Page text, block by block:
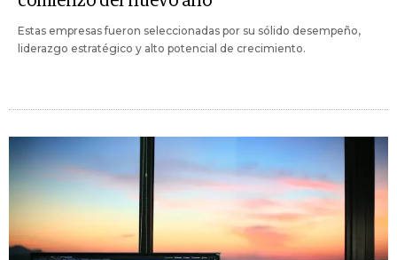
Estas empresas fueron seleccionadas por su sólido desempeño,
liderazgo estratégico y alto potencial de crecimiento.